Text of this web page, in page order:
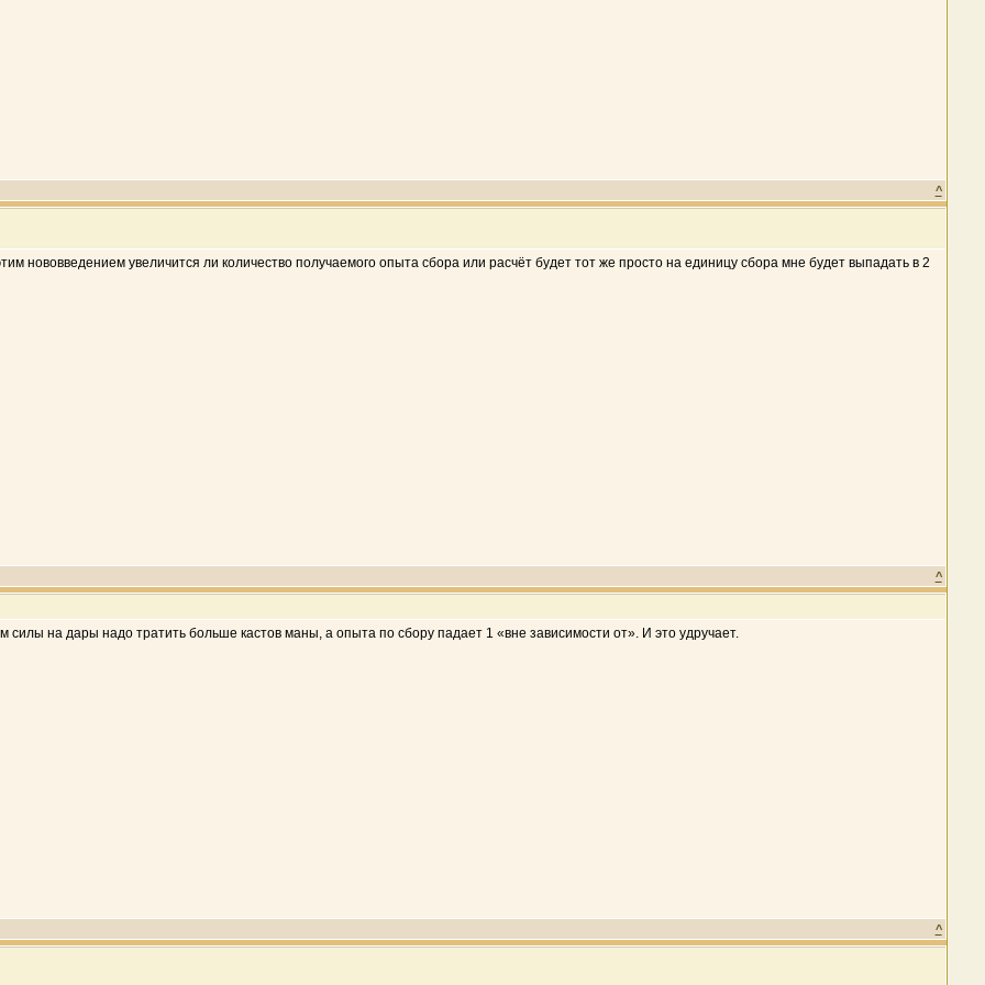
^
нововведением увеличится ли количество получаемого опыта сбора или расчёт будет тот же просто на единицу сбора мне будет выпадать в 2
^
силы на дары надо тратить больше кастов маны, а опыта по сбору падает 1 «вне зависимости от». И это удручает.
^